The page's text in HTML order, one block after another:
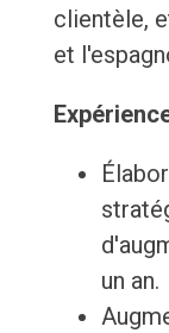
clientèle,
et
un an.